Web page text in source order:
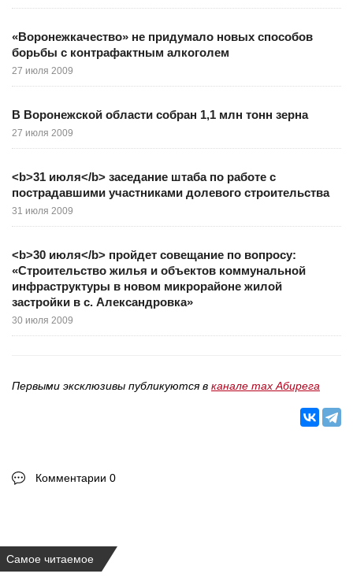
«Воронежкачество» не придумало новых способов
борьбы с контрафактным алкоголем
27 июля 2009
В Воронежской области собран 1,1 млн тонн зерна
27 июля 2009
<b>31 июля</b> заседание штаба по работе с
пострадавшими участниками долевого строительства
31 июля 2009
<b>30 июля</b> пройдет совещание по вопросу:
«Строительство жилья и объектов коммунальной
инфраструктуры в новом микрорайоне жилой
застройки в с. Александровка»
30 июля 2009
Первыми эксклюзивы публикуются в канале max Абирега
Комментарии 0
Самое читаемое